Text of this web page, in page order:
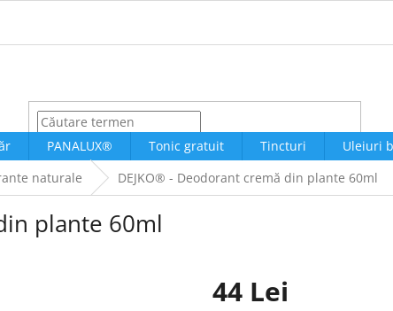
PANALUX® Tonic gratuit Tincturi Uleiuri
naturale DEJKO® - Deodorant cremă din plante 60ml
plante 60ml
44 Lei